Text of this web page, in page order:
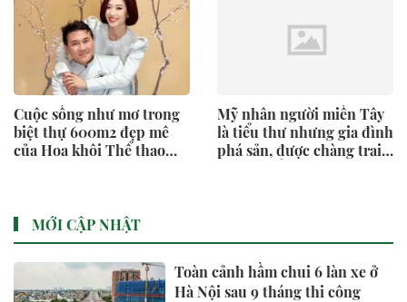
Cuộc sống như mơ trong
biệt thự 600m2 đẹp mê
của Hoa khôi Thể thao
Mỹ nhân người miền Tây
là tiểu thư nhưng gia đình
phá sản, được chàng trai
MỚI CẬP NHẬT
Toàn cảnh hầm chui 6 làn xe ở
Hà Nội sau 9 tháng thi công